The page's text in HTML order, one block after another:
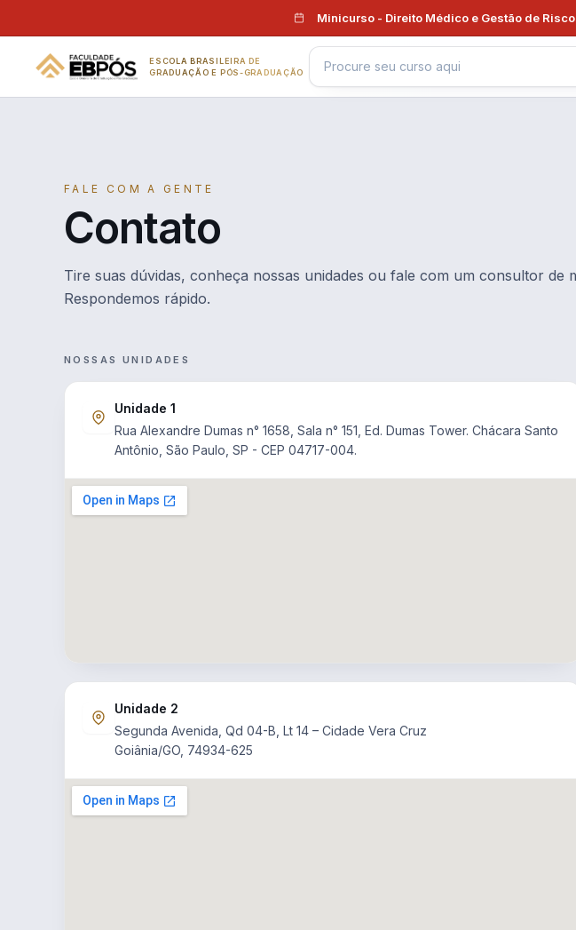
Minicurso - Direito Médico e Gestão de
ESCOLA BRASILEIRA DE
GRADUAÇÃO E PÓS-GRADUAÇÃO
FALE COM A GENTE
Contato
Tire suas dúvidas, conheça nossas unidades ou fale com um consultor de
Respondemos rápido.
NOSSAS UNIDADES
Unidade 1
Rua Alexandre Dumas n° 1658, Sala n° 151, Ed. Dumas Tower. Chácara Santo
Antônio, São Paulo, SP - CEP 04717-004.
Unidade 2
Segunda Avenida, Qd 04-B, Lt 14 – Cidade Vera Cruz
Goiânia/GO, 74934-625